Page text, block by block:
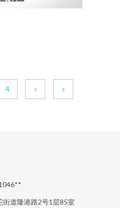
4
道隆港路2号1层85室